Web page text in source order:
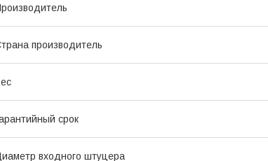
производитель
срок
входного штуцера